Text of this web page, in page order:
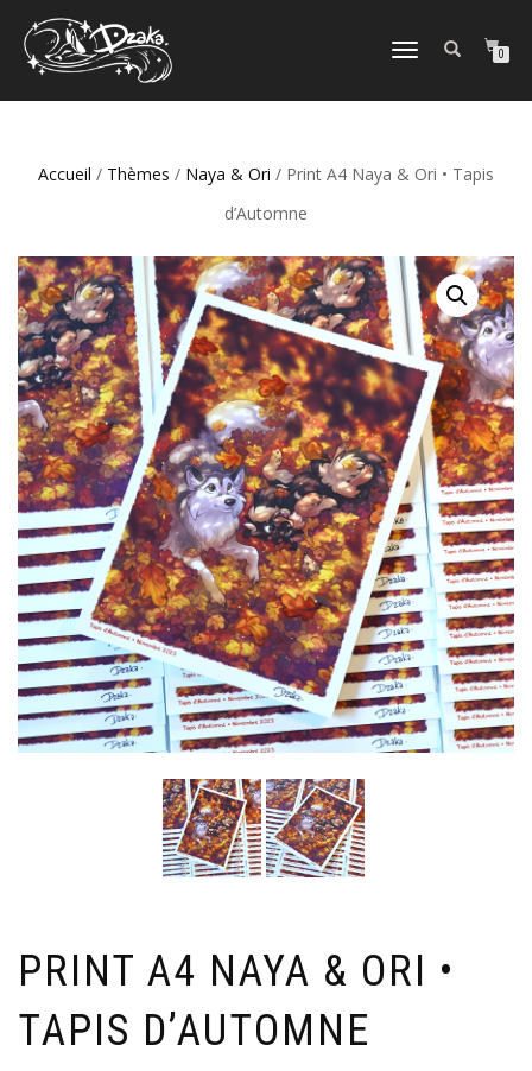
DÉPLIER/REPLIER
0
Accueil / Thèmes / Naya & Ori / Print A4 Naya & Ori • Tapis
d’Automne
PRINT A4 NAYA & ORI •
TAPIS D’AUTOMNE